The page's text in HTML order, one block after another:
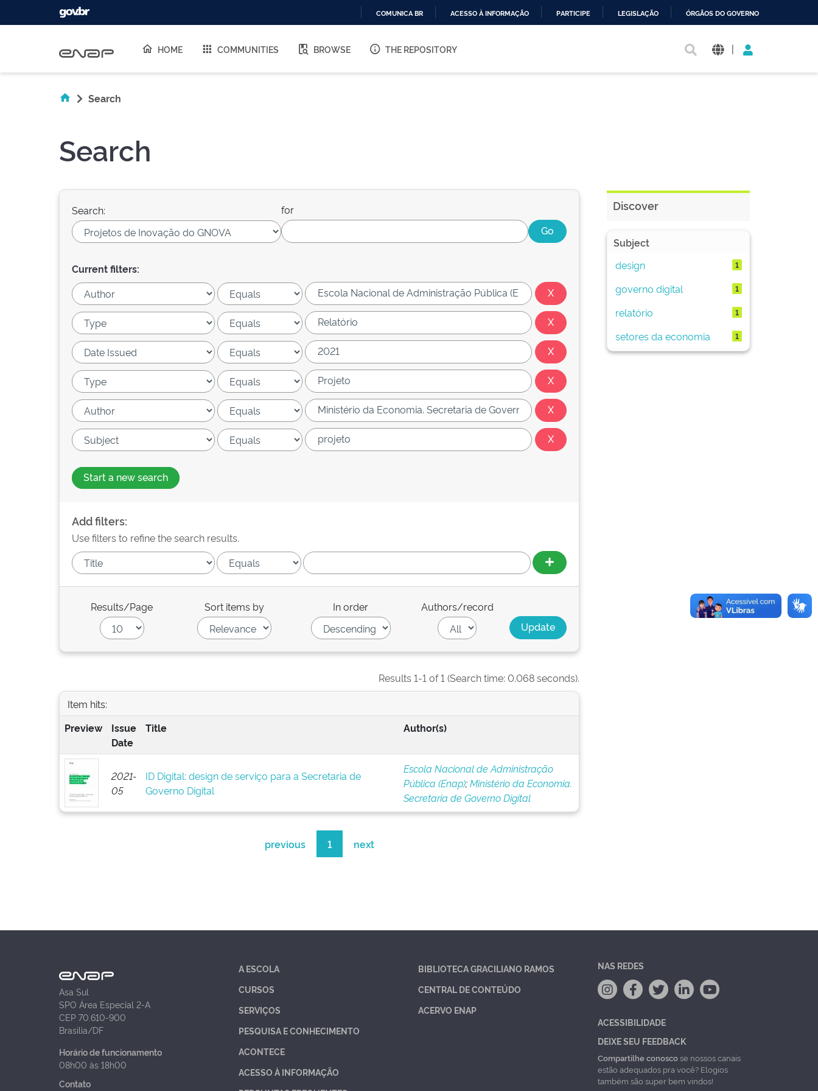
O
COMUNICA BR ACESSO À INFORMAÇÃO PARTICIPE LEGISLAÇÃO ÓRGÃOS DO GOVERNO
HOME COMMUNITIES BROWSE THE REPOSITORY |
Search
Search
Search: for
Current filters:
Start a new search
Add filters:
Use filters to refine the search results.
Results/Page Sort items by In order Authors/record
Results 1-1 of 1 (Search time: 0.068 seconds).
Item hits:
Preview
Issue
Date
Title Author(s)
2021-
05
ID Digital: design de serviço para a Secretaria de
Governo Digital
Escola Nacional de Administração
Pública (Enap);Ministério da Economia.
Secretaria de Governo Digital
previous 1 next
Discover
Subject
design
1
governo digital 1
relatório 1
setores da economia 1
Asa Sul
SPO Área Especial 2-A
CEP 70.610-900
Brasília/DF
Horário de funcionamento
08h00 às 18h00
Contato
A ESCOLA
CURSOS
SERVIÇOS
PESQUISA E CONHECIMENTO
ACONTECE
ACESSO À INFORMAÇÃO
BIBLIOTECA GRACILIANO RAMOS
CENTRAL DE CONTEÚDO
ACERVO ENAP
NAS REDES
ACESSIBILIDADE
DEIXE SEU FEEDBACK
Compartilhe conoscose nossos canais
estão adequados pra você? Elogios
também são super bem vindos!